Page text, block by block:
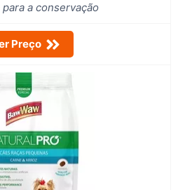
a conservação
Preço